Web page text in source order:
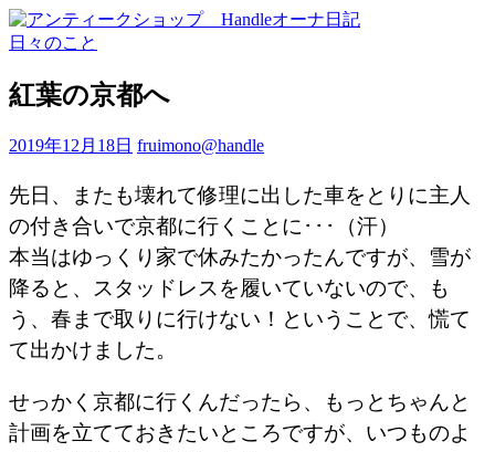
日々のこと
紅葉の京都へ
2019年12月18日 fruimono@handle
先日、またも壊れて修理に出した車をとりに主人
の付き合いで京都に行くことに･･･（汗）
本当はゆっくり家で休みたかったんですが、雪が
降ると、スタッドレスを履いていないので、も
う、春まで取りに行けない！ということで、慌て
て出かけました。
せっかく京都に行くんだったら、もっとちゃんと
計画を立てておきたいところですが、いつものよ